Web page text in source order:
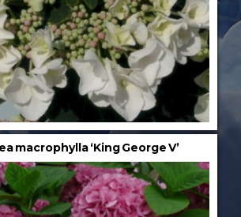
macrophylla ‘King George V’